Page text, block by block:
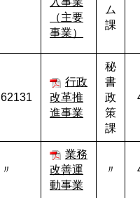
（主要
事業）
ム
課
62131
行政
改革推
進事業
秘
書
政
策
課
〃
業務
改善運
動事業
〃